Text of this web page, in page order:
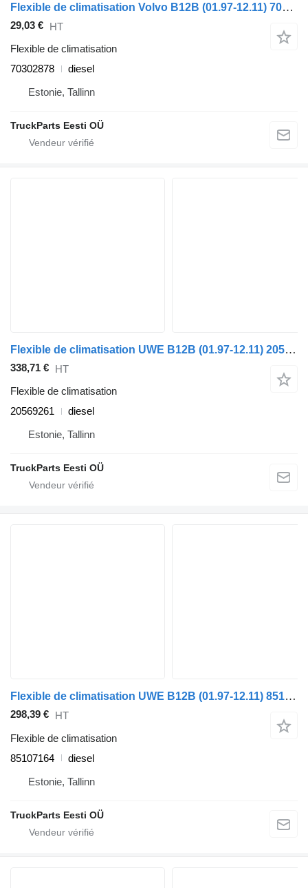
Flexible de climatisation Volvo B12B (01.97-12.11) 70302878 pour Volvo B6, B7, B9, B10, B12 bus (1978-2011)
29,03 € HT
Flexible de climatisation
70302878
diesel
Estonie, Tallinn
TruckParts Eesti OÜ
Flexible de climatisation UWE B12B (01.97-12.11) 20569261 pour Volvo B6, B7, B9, B10, B12 bus (1978-2011)
338,71 € HT
Flexible de climatisation
20569261
diesel
Estonie, Tallinn
TruckParts Eesti OÜ
Flexible de climatisation UWE B12B (01.97-12.11) 85107164 pour Volvo B6, B7, B9, B10, B12 bus (1978-2011)
298,39 € HT
Flexible de climatisation
85107164
diesel
Estonie, Tallinn
TruckParts Eesti OÜ